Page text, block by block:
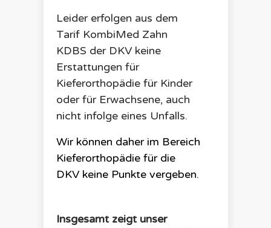
Leider erfolgen aus dem
Tarif KombiMed Zahn
KDBS der DKVkeine
Erstattungen für
Kieferorthopädie für Kinder
oder für Erwachsene, auch
nicht infolge eines Unfalls.
Wir können daher im Bereich
Kieferorthopädie für die
DKVkeine Punktevergeben.
Insgesamt zeigt unser